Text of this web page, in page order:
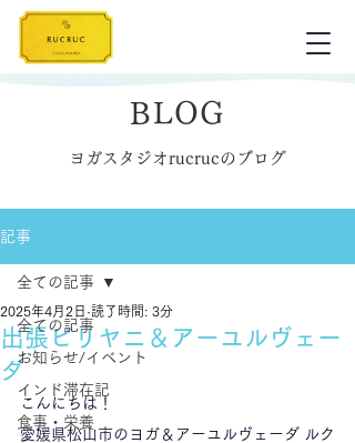
BLOG
ヨガスタジオrucrucのブログ
記事
全ての記事
お知らせ/イベント
インド滞在記
食事・栄養
全ての記事
出張ビリヤニ＆アーユルヴェー
ダ
2025年4月2日 読了時間: 3分
こんにちは！
愛媛県松山市のヨガ＆アーユルヴェーダ ルク